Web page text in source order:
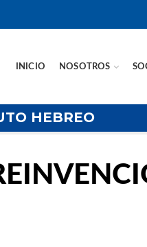
INICIO NOSOTROS
HEBREO